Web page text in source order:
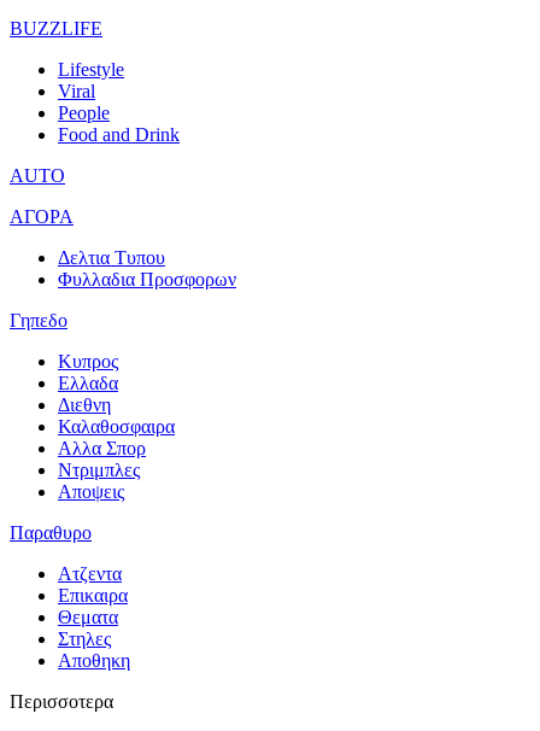
BUZZLIFE
Lifestyle
Viral
People
Food and Drink
AUTO
ΑΓΟΡΑ
Δελτια Τυπου
Φυλλαδια Προσφορων
Γηπεδο
Κυπρος
Ελλαδα
Διεθνη
Καλαθοσφαιρα
Αλλα Σπορ
Ντριμπλες
Αποψεις
Παραθυρο
Ατζεντα
Επικαιρα
Θεματα
Στηλες
Αποθηκη
Περισσοτερα